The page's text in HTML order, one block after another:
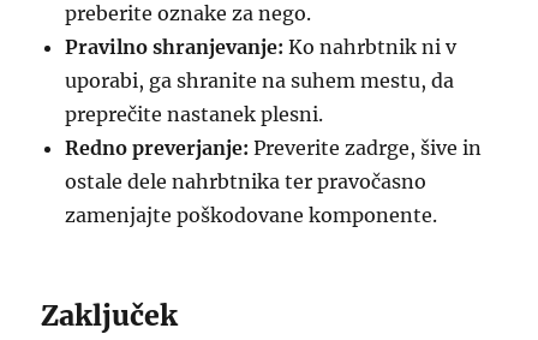
preberite oznake za nego.
Pravilno shranjevanje: Ko nahrbtnik ni v
uporabi, ga shranite na suhem mestu, da
preprečite nastanek plesni.
Redno preverjanje: Preverite zadrge, šive in
ostale dele nahrbtnika ter pravočasno
zamenjajte poškodovane komponente.
Zaključek